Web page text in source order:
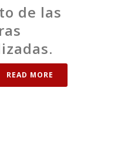
de las
READ MORE